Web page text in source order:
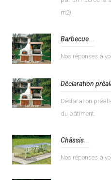
m2)
Barbecue...
Nos réponses à
Déclaration
Déclaration
du bâtiment.
Châssis
Nos réponses à